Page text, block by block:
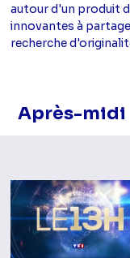
autour d'un produit
innovantes à
recherche
Après-midi
Masquer